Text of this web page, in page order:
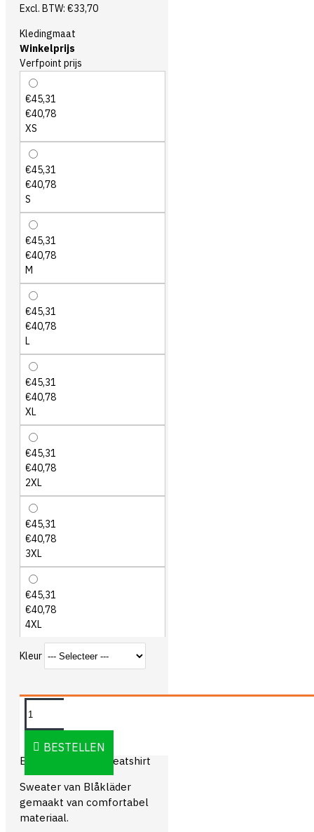
Excl. BTW: €33,70
Kledingmaat
Winkelprijs
Verfpoint prijs
€45,31
€40,78
XS
€45,31
€40,78
S
€45,31
€40,78
M
€45,31
€40,78
L
€45,31
€40,78
XL
€45,31
€40,78
2XL
€45,31
€40,78
3XL
€45,31
€40,78
4XL
Kleur
BESTELLEN
OMSCHRIJVING
Blåkläder 3401 Sweatshirt
Sweater van Blåkläder
gemaakt van comfortabel
materiaal.